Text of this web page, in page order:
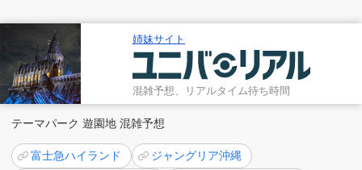
姉妹サイト
混雑予想、リアルタイム待ち時間
テーマパーク 遊園地 混雑予想
富士急ハイランド
ジャングリア沖縄